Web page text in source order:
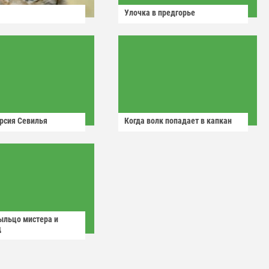
Улочка в предгорье
Севилья Когда волк попадает в капкан
мистера и